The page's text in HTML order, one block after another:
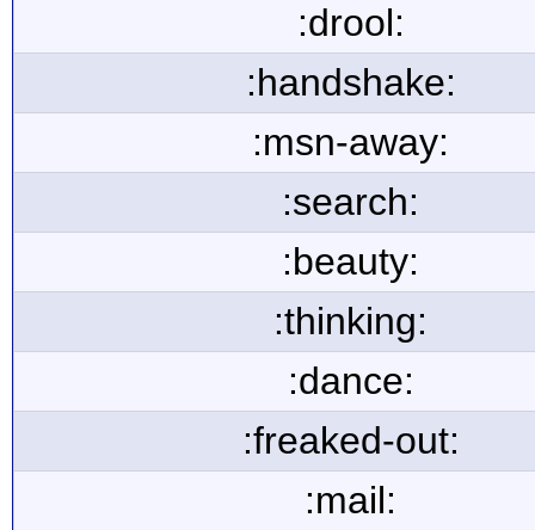
:drool:
:handshake:
:msn-away:
:search:
:beauty:
:thinking:
:dance:
:freaked-out:
:mail: